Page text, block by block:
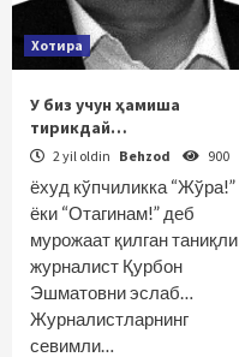
Хотира
У биз учун ҳамиша
тирикдай…
2 yil oldin Behzod 900
ёхуд кўпчиликка “Жўра!”
ёки “Отагинам!” деб
мурожаат қилган таниқли
журналист Қурбон
Эшматовни эслаб…
Журналистларнинг
севимли…